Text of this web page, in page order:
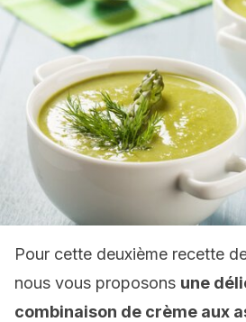
Pour cette deuxième recette
nous vous proposons une
combinaison de crème aux